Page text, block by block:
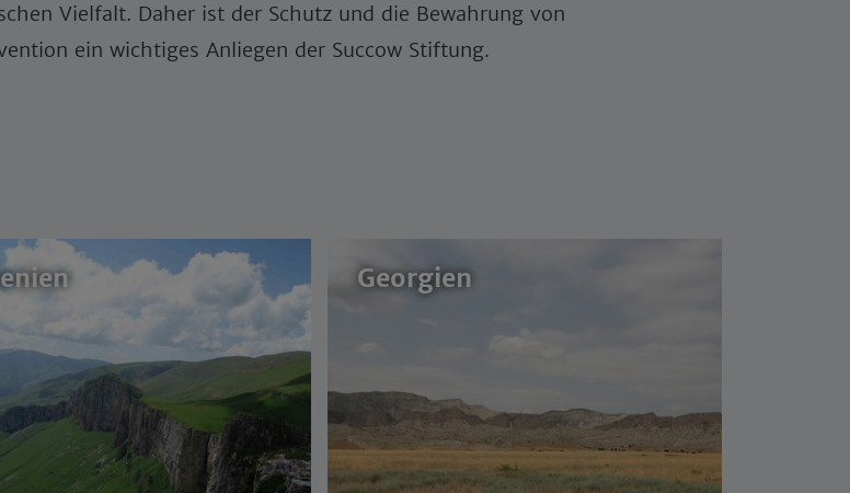
Vielfalt. Daher ist der Schutz und die Bewahrung von
ein wichtiges Anliegen der Succow Stiftung.
Georgien